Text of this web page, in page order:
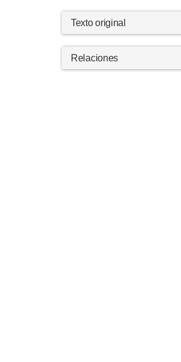
Texto original
Relaciones